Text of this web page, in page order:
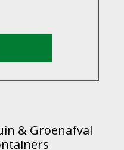
& Groenafval